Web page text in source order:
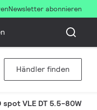
Newsletter abonnieren
Händler finden
spot VLE DT 5.5-80W